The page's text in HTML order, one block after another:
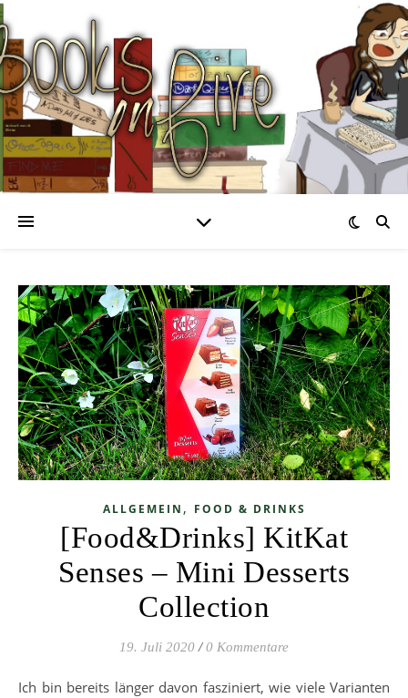
ALLGEMEIN , FOOD & DRINKS
[Food&Drinks] KitKat
Senses – Mini Desserts
Collection
19. Juli 2020 / 0 Kommentare
Ich bin bereits länger davon fasziniert, wie viele Varianten